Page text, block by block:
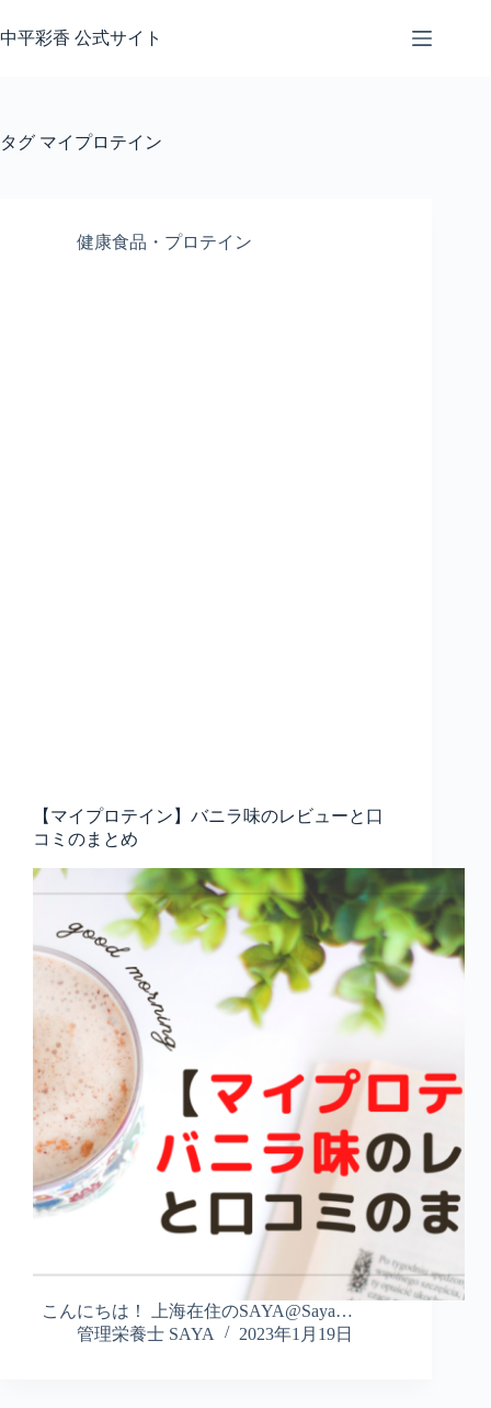
ン
ス
中平彩香 公式サイト
タグ マイプロテイン
健康食品・プロテイン
【マイプロテイン】バニラ味のレビューと口
コミのまとめ
こんにちは！ 上海在住のSAYA@Saya…
管理栄養士 SAYA
2023年1月19日